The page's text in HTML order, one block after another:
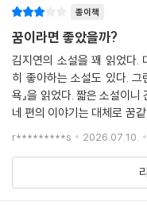
아내는 내 간곡한 호소에 사
갈지 말지에 대해 이야기하
꼽이 두 개인 것은 아무래도
다.
---「p.163, 출생」 중에서
우리는 모두 악어가 되어간다.
---「p.200, 나무 아래 악어」
인류 최후의 책의 마지막 문
받았기 때문이라는 사실을 알
점에 대해 실망하는 사람이 있
나아가 반복되는 꿈을 매개
다. 그들은 오랜만의 재회에
가 되는 꿈」), 고향을 떠나
낀다(「꿈에서 꿈으로」). 여
자는 『꿈 목욕』을 편편이
장됨을 실감할 것이다.
종이책
꿈이라면 좋았을까?
김지연의 소설을 꽤 읽었다.
히 좋아하는 소설도 있다. 그
욕』을 읽었다. 짧은 소설이
네 편의 이야기는 대체로 꿈
일어날 수 없는 이야기, 어
실제로 꾼 꿈을 모티브로 한
r*********s 2026.07.10.